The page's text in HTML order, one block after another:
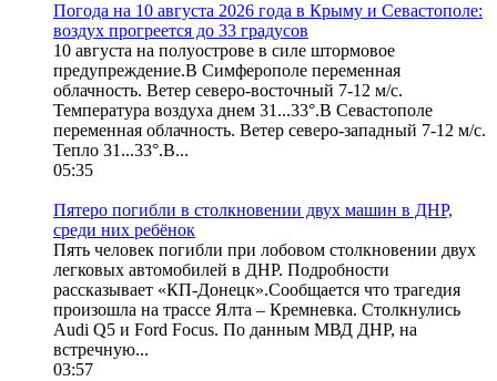
Погода на 10 августа 2026 года в Крыму и Севастополе:
воздух прогреется до 33 градусов
10 августа на полуострове в силе штормовое
предупреждение.В Симферополе переменная
облачность. Ветер северо-восточный 7-12 м/с.
Температура воздуха днем 31...33°.В Севастополе
переменная облачность. Ветер северо-западный 7-12 м/с.
Тепло 31...33°.В...
05:35
Пятеро погибли в столкновении двух машин в ДНР,
среди них ребёнок
Пять человек погибли при лобовом столкновении двух
легковых автомобилей в ДНР. Подробности
рассказывает «КП-Донецк».Сообщается что трагедия
произошла на трассе Ялта – Кремневка. Столкнулись
Audi Q5 и Ford Focus. По данным МВД ДНР, на
встречную...
03:57